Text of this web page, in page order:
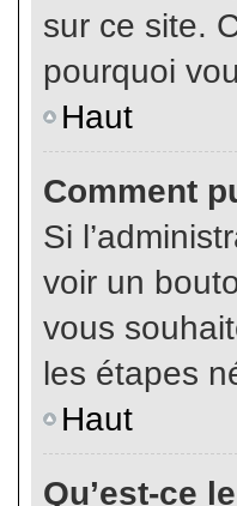
sur ce site.
pourquoi
Haut
Comment
Si
voir un
vous
les étapes
Haut
Qu’est-ce